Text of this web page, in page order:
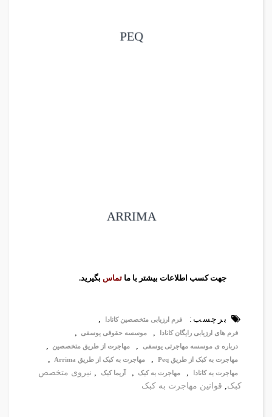
PEQ
مشاهده
ARRIMA
مشاهده
جهت کسب اطلاعات بیشتر با ما تماس بگیرید.
برچسب: فرم ارزیابی متخصصین کانادا ,
فرم های ارزیابی رایگان کانادا , موسسه حقوقی یوسفی ,
درباره ی موسسه مهاجرتی یوسفی , مهاجرت از طریق متخصصین ,
مهاجرت به کبک از طریق Peq , مهاجرت به کبک از طریق Arrima ,
مهاجرت به کانادا , مهاجرت به کبک , آریما کبک , نیروی متخصص
کبک, قوانین مهاجرت به کبک